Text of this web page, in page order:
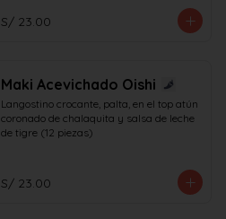
S/ 23.00
Maki Acevichado Oishi
Langostino crocante, palta, en el top atún
coronado de chalaquita y salsa de leche
de tigre (12 piezas)
S/ 23.00